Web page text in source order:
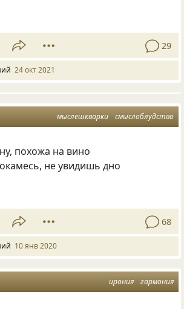
29
24 окт 2021
мыслешкварки смыслоблудство
, похожа на вино
, не увидишь дно
68
10 янв 2020
ирония гармония